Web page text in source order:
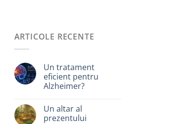
ARTICOLE RECENTE
Un tratament
eficient pentru
Alzheimer?
Un altar al
prezentului